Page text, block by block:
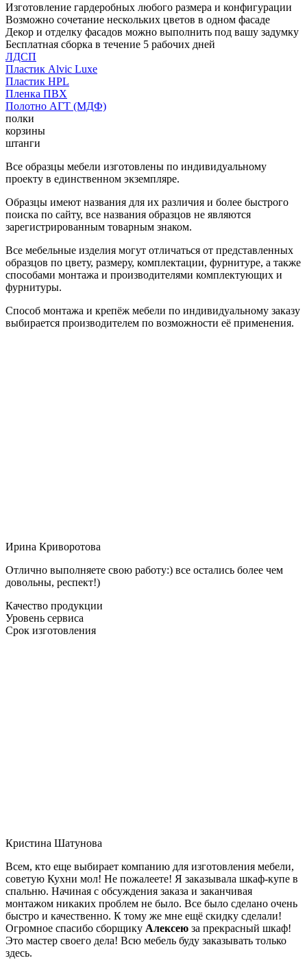
Изготовление гардеробных любого размера и конфигурации
Возможно сочетание нескольких цветов в одном фасаде
Декор и отделку фасадов можно выполнить под вашу задумку
Бесплатная сборка в течение 5 рабочих дней
ЛДСП
Пластик Alvic Luxe
Пластик HPL
Пленка ПВХ
Полотно АГТ (МДФ)
полки
корзины
штанги
Все образцы мебели изготовлены по индивидуальному
проекту в единственном экземпляре.
Образцы имеют названия для их различия и более быстрого
поиска по сайту, все названия образцов не являются
зарегистрированным товарным знаком.
Все мебельные изделия могут отличаться от представленных
образцов по цвету, размеру, комплектации, фурнитуре, а также
способами монтажа и производителями комплектующих и
фурнитуры.
Способ монтажа и крепёж мебели по индивидуальному заказу
выбирается производителем по возможности её применения.
Ирина Криворотова
Отлично выполняете свою работу:) все остались более чем
довольны, респект!)
Качество продукции
Уровень сервиса
Срок изготовления
Кристина Шатунова
Всем, кто еще выбирает компанию для изготовления мебели,
советую Кухни мол! Не пожалеете! Я заказывала шкаф-купе в
спальню. Начиная с обсуждения заказа и заканчивая
монтажом никаких проблем не было. Все было сделано очень
быстро и качественно. К тому же мне ещё скидку сделали!
Огромное спасибо сборщику Алексею за прекрасный шкаф!
Это мастер своего дела! Всю мебель буду заказывать только
здесь.